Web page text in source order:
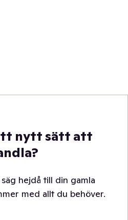
nytt sätt att
hejdå till din gamla
med allt du behöver.